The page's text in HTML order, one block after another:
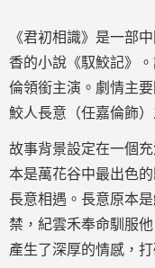
《君初相識》是一部
香的小說《馭鮫記》
倫領銜主演。劇情主
鮫人長意（任嘉倫飾
故事背景設定在一個
本是萬花谷中最出色
長意相遇。長意原本
禁，紀雲禾奉命馴服
產生了深厚的情感，